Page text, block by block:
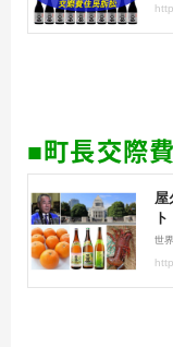
■町長交際